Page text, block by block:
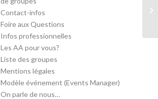
Contact-infos
Foire aux Questions
Infos professionnelles
Les AA pour vous?
Liste des groupes
Mentions légales
Modèle événement (Events Manager)
On parle de nous…